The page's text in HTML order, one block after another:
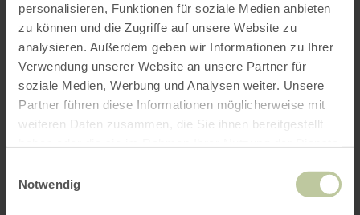
personalisieren, Funktionen für soziale Medien anbieten
zu können und die Zugriffe auf unsere Website zu
analysieren. Außerdem geben wir Informationen zu Ihrer
Verwendung unserer Website an unsere Partner für
soziale Medien, Werbung und Analysen weiter. Unsere
Partner führen diese Informationen möglicherweise mit
weiteren Daten zusammen, die Sie ihnen bereitgestellt
Notwendig